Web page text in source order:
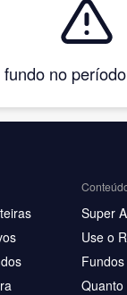
no
Super
Use o
Quanto